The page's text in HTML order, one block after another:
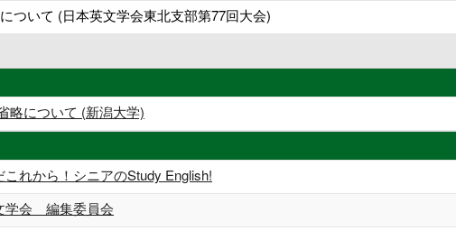
ついて (日本英文学会東北支部第77回大会)
略について (新潟大学)
これから！シニアのStudy English!
学会 編集委員会